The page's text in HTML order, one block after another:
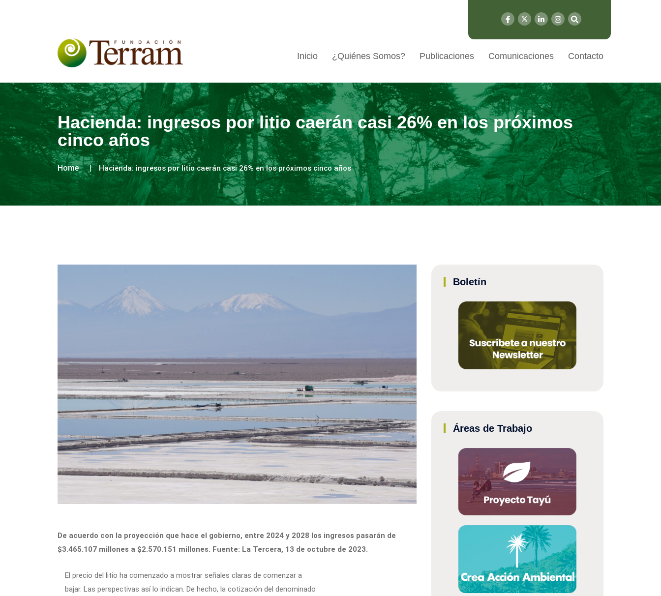
Inicio ¿Quiénes Somos? Publicaciones Comunicaciones Contacto
Hacienda: ingresos por litio caerán casi 26% en los próximos
cinco años
Home Hacienda: ingresos por litio caerán casi 26% en los próximos cinco años
De acuerdo con la proyección que hace el gobierno, entre 2024 y 2028 los ingresos pasarán de
$3.465.107 millones a $2.570.151 millones. Fuente: La Tercera, 13 de octubre de 2023.
El precio del litio ha comenzado a mostrar señales claras de comenzar a
bajar. Las perspectivas así lo indican. De hecho, la cotización del denominado
Boletín
Áreas de Trabajo